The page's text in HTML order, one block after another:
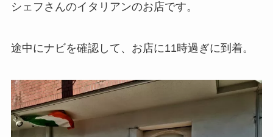
シェフさんのイタリアンのお店です。
途中にナビを確認して、お店に11時過ぎに到着。